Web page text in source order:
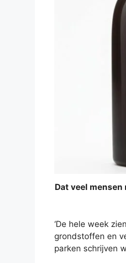
Dat veel
‘De hele week
grondstoffen en
parken schrijven